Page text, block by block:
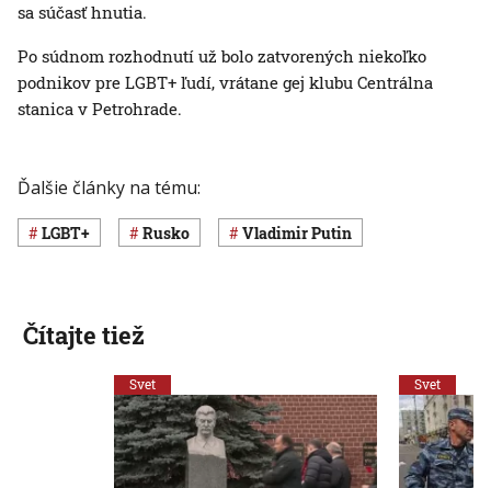
sa súčasť hnutia.
Po súdnom rozhodnutí už bolo zatvorených niekoľko
podnikov pre LGBT+ ľudí, vrátane gej klubu Centrálna
stanica v Petrohrade.
Ďalšie články na tému:
LGBT+ Rusko Vladimir Putin
Čítajte tiež
Svet Svet